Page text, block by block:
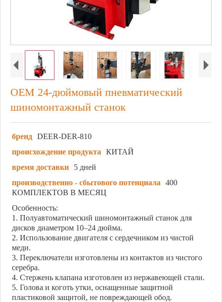
OEM 24-дюймовый пневматический
шиномонтажный станок
бренд DEER-DER-810
происхождение продукта
КИТАЙ
время доставки
5 дней
производственно - сбытового потенциала
400
КОМПЛЕКТОВ В МЕСЯЦ
Особенность:
1. Полуавтоматический шиномонтажный станок для
дисков диаметром 10–24 дюйма.
2. Использование двигателя с сердечником из чистой
меди.
3. Переключатели изготовлены из контактов из чистого
серебра.
4. Стержень клапана изготовлен из нержавеющей стали.
5. Голова и коготь утки, оснащенные защитной
пластиковой защитой, не повреждающей обод.